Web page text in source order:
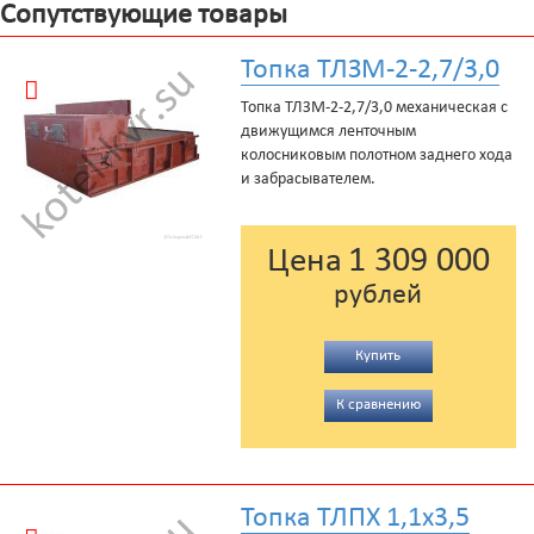
Сопутствующие товары
Топка ТЛЗМ-2-2,7/3,0
Топка ТЛЗМ-2-2,7/3,0 механическая с
движущимся ленточным
колосниковым полотном заднего хода
и забрасывателем.
Цена 1 309 000
рублей
Купить
К сравнению
Топка ТЛПХ 1,1х3,5